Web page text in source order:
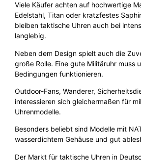
Viele Käufer achten auf hochwertige
Edelstahl, Titan oder kratzfestes
bleiben taktische Uhren auch bei
langlebig.
Neben dem Design spielt auch die
große Rolle. Eine gute Militäruhr muss
Bedingungen funktionieren.
Outdoor-Fans, Wanderer,
interessieren sich gleichermaßen für
Uhrenmodelle.
Besonders beliebt sind Modelle mit
wasserdichtem Gehäuse und gut
Der Markt für taktische Uhren in